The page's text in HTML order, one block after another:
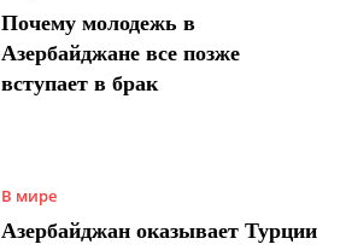
Почему молодежь в
Азербайджане все позже
вступает в брак
В мире
Азербайджан оказывает Турции